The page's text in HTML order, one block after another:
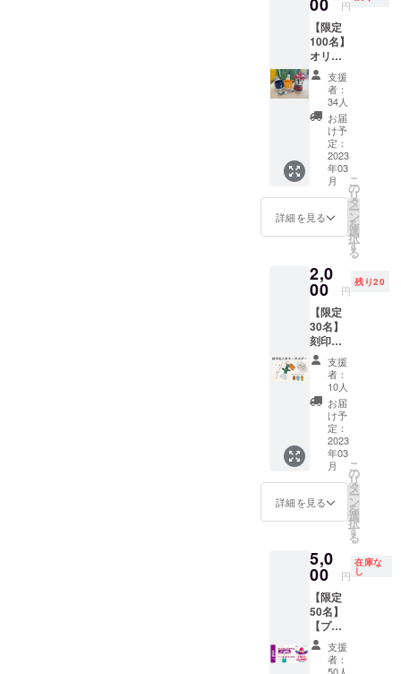
ス
600g（
100g×6
枚） ・
元気豚
バラ肉
600g（
300g×2
つ） ・
元気豚
トント
600g（
300g×2
つ） 配
び添加
物等の
示はお
届け商
品のラ
ベルに
表記さ
れます
00 円
【限定
100名】
オリジ
ナル
グッズ
セッ
ト 金
額3,000
円 ・オ
リジナ
ルラン
タン 1
つ ・オ
リジナ
ルス
オリジ
ナル
フォー
ク 1つ
・オリ
ジナル
アク
ティブ
マグ 2
つ 配送
料込み
各商
品、
TACOG
LAMP
オリジ
ナルロ
す。
支援
者：
34人
お届
け予
定：
2023
年03
月
詳細を見る
こ
の
リ
タ
ー
ン
を
選
択
す
る
2,0
00 円
残り20
【限定
30名】
刻印名
入れ
キーホ
ダー
金額
2,000円
(配送料
込み) メ
キシカ
ンな可
愛いサ
ボテン
です。
オレン
ジ・水
色・黄
色の3種
類の色
から選
べる名
支援
者：
10人
お届
け予
定：
2023
年03
月
詳細を見る
こ
の
リ
タ
ー
ン
を
選
択
す
る
5,0
00 円
在庫な
し
【限定
50名】
【プレ
ゼント
付き】
オート
支援
者：